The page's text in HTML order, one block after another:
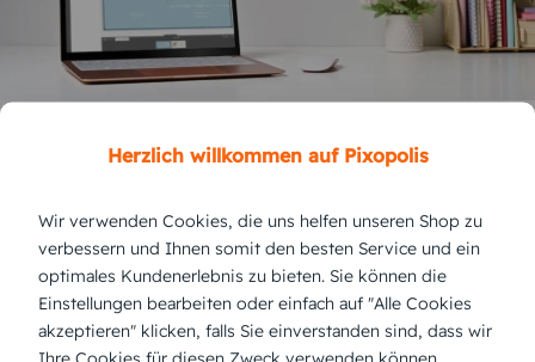
Was sollte auf einer Geburtskarte Baby
Auf einer Geburtskarte sollte immer eine
persönliche Note stehen, um diesen besonderen
Moment festzuhalten. Hier sind einigeVorschläge,
was Sie auf die Geburtskarte
schreiben können:
Herzlich willkommen auf Pixopolis
Wir verwenden Cookies, die uns helfen unseren Shop zu
verbessern und Ihnen somit den besten Service und ein
optimales Kundenerlebnis zu bieten. Sie können die
Einstellungen bearbeiten oder einfach auf "Alle Cookies
akzeptieren" klicken, falls Sie einverstanden sind, dass wir